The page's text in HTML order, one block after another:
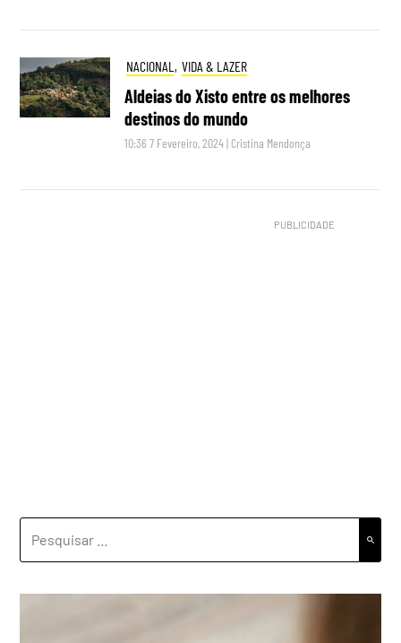
NACIONAL , VIDA & LAZER
Aldeias do Xisto entre os melhores
destinos do mundo
10:36 7 Fevereiro, 2024| Cristina Mendonça
POR: